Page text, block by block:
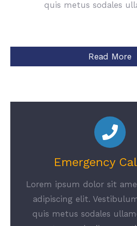
quis metus sodales
Read More
Emergency
Lorem ipsum dolor sit
adipiscing elit.
quis metus sodales